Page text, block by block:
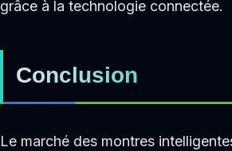
grâce à la technologie connectée.
Conclusion
Le marché des montres